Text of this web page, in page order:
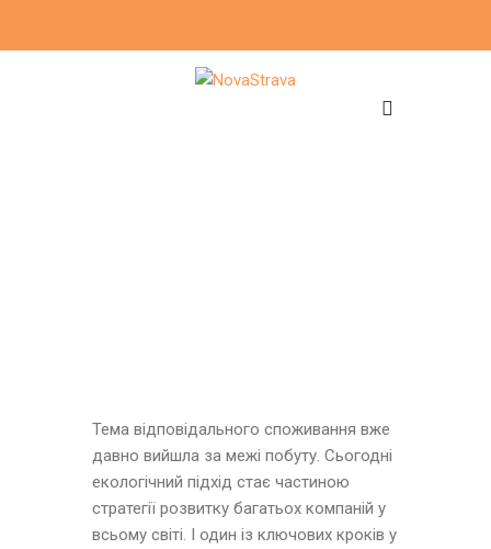
Тема відповідального споживання вже
давно вийшла за межі побуту. Сьогодні
екологічний підхід стає частиною
стратегії розвитку багатьох компаній у
всьому світі. І один із ключових кроків у